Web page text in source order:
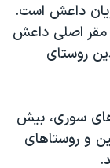
داعش است.
مقر اصلی داعش
روستای
سوری، بیش
و روستاهای